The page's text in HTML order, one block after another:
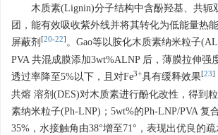
木质素(Lignin)分子结构中含酚羟基、共轭
团，能有效吸收紫外线并将其转化为低能量热
屏蔽剂 [20-22] 。Gao等以胺化木质素纳米粒子
PVA 共混成膜添加3wt%ALNP 后，薄膜拉伸强
透过率降至5%以下，且对Fe3+具有缓释效果[23]
共熔 溶剂(DES)对木质素进行酚化改性，得到
素纳米粒子(Ph-LNP)；5wt%的Ph-LNP/PVA 复
35%，水接触角由38°增至71°，表现出优良的